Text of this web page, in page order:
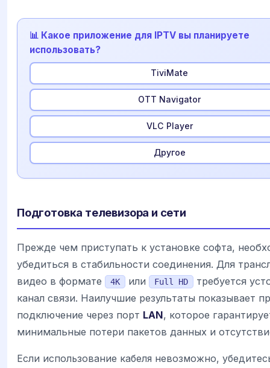
📊 Какое приложение для IPTV вы планируете
использовать?
TiviMate
OTT Navigator
VLC Player
Другое
Подготовка телевизора и сети
Прежде чем приступать к установке софта,
убедиться в стабильности соединения. Для
видео в формате
4K или Full HD
требуется
канал связи. Наилучшие результаты показывает
подключение через порт LAN, которое
минимальные потери пакетов данных и
Если использование кабеля невозможно,